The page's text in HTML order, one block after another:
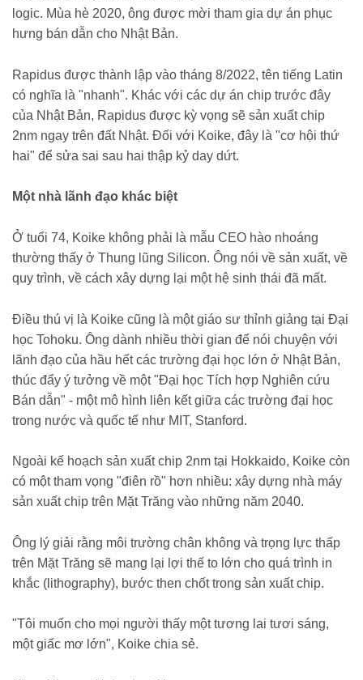
logic. Mùa hè 2020, ông được mời tham gia dự án phục
hưng bán dẫn cho Nhật Bản.
Rapidus được thành lập vào tháng 8/2022, tên tiếng Latin
có nghĩa là "nhanh". Khác với các dự án chip trước đây
của Nhật Bản, Rapidus được kỳ vọng sẽ sản xuất chip
2nm ngay trên đất Nhật. Đối với Koike, đây là "cơ hội thứ
hai" để sửa sai sau hai thập kỷ day dứt.
Một nhà lãnh đạo khác biệt
Ở tuổi 74, Koike không phải là mẫu CEO hào nhoáng
thường thấy ở Thung lũng Silicon. Ông nói về sản xuất, về
quy trình, về cách xây dựng lại một hệ sinh thái đã mất.
Điều thú vị là Koike cũng là một giáo sư thỉnh giảng tại Đại
học Tohoku. Ông dành nhiều thời gian để nói chuyện với
lãnh đạo của hầu hết các trường đại học lớn ở Nhật Bản,
thúc đẩy ý tưởng về một "Đại học Tích hợp Nghiên cứu
Bán dẫn" - một mô hình liên kết giữa các trường đại học
trong nước và quốc tế như MIT, Stanford.
Ngoài kế hoạch sản xuất chip 2nm tại Hokkaido, Koike còn
có một tham vọng "điên rồ" hơn nhiều: xây dựng nhà máy
sản xuất chip trên Mặt Trăng vào những năm 2040.
Ông lý giải rằng môi trường chân không và trọng lực thấp
trên Mặt Trăng sẽ mang lại lợi thế to lớn cho quá trình in
khắc (lithography), bước then chốt trong sản xuất chip.
"Tôi muốn cho mọi người thấy một tương lai tươi sáng,
một giấc mơ lớn", Koike chia sẻ.